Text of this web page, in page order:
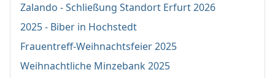
Zalando - Schließung Standort Erfurt 2026
2025 - Biber in Hochstedt
Frauentreff-Weihnachtsfeier 2025
Weihnachtliche Minzebank 2025